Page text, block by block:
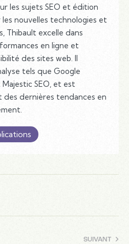
les sujets SEO et édition
les nouvelles technologies et
Thibault excelle dans
en ligne et
des sites web. Il
tels que Google
SEO, et est
dernières tendances en
SUIVANT